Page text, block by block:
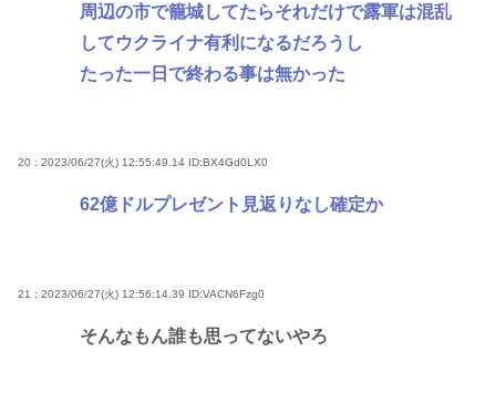
周辺の市で籠城してたらそれだけで露軍は混乱
してウクライナ有利になるだろうし
たった一日で終わる事は無かった
20 : 2023/06/27(火) 12:55:49.14 ID:BX4Gd0LX0
62億ドルプレゼント見返りなし確定か
21 : 2023/06/27(火) 12:56:14.39 ID:VACN6Fzg0
そんなもん誰も思ってないやろ